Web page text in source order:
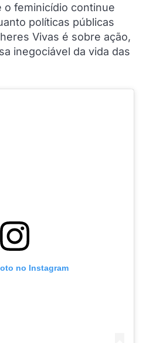
o feminicídio continue
políticas públicas
Vivas é sobre ação,
inegociável da vida das
no Instagram